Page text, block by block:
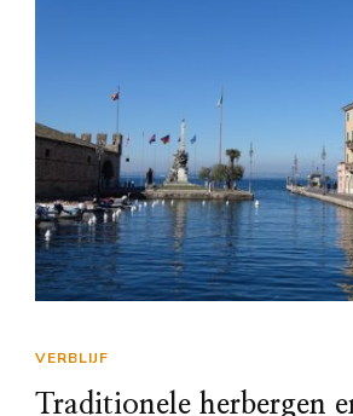
VERBLIJF
Traditionele herbergen